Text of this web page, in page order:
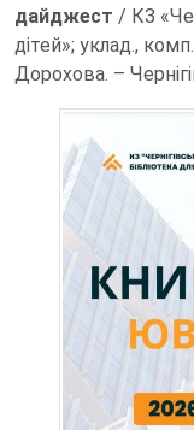
дайджест / КЗ
дітей»; уклад.,
Дорохова. –